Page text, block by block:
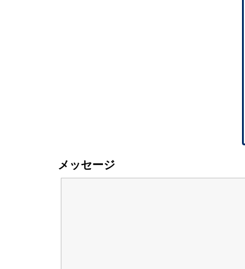
メッセージ